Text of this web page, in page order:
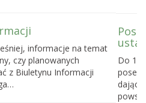
informacje na temat
czy planowanych
z Biuletynu Informacji
Do 16